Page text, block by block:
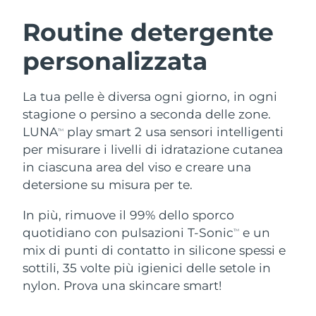
Routine detergente
personalizzata
La tua pelle è diversa ogni giorno, in ogni
stagione o persino a seconda delle zone.
LUNATM
play smart 2 usa sensori intelligenti
per misurare i livelli di idratazione cutanea
in ciascuna area del viso e creare una
detersione su misura per te.
In più, rimuove il 99% dello sporco
quotidiano con pulsazioni T-SonicTM
e un
mix di punti di contatto in silicone spessi e
sottili, 35 volte più igienici delle setole in
nylon. Prova una skincare smart!
LUNA™ 4 pacchetto
Anti-aging massage
LUNA™ 4 Plus
LUNA™ 4 Men
For men, anti-aging massage
BEAR™ 2 pacchetto
Microcurrent toning
BEAR™ 2 go
BEAR™ 2 eyes & lips
Microcurrent line smoothing device
Idratazione
UFO™ 3 pacchetto
Deep facial hydration
UFO™ 3 LED
Near-infrared and red light therapy
device
Igiene orale
Hybrid silicone sonic toothbrush
issa™ 4 plus
Smart hybrid silicone sonic toothbrush
TRATTAMENTI ANTI-AGE FAQ™
Anti-age Trattamenti LED
NEW
Austria Consegna stimata
Bahrein Consegna stimata
Belgio
Bermuda Consegna stimata8/14/26
Bosnia ed
Erzegovina
Consegna stimata
Bulgaria Consegna stimata8/8/26
Canada Consegna stimata 8/12/26